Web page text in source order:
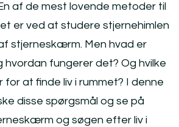
af de mest lovende metoder til
er ved at studere stjernehimlen
​​stjerneskærm. Men hvad er
fungerer det? Og hvilke
for at finde liv i rummet? I denne
disse spørgsmål og se på
og søgen efter liv i